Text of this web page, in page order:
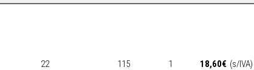
22 115 1 18,60€ (s/IVA)